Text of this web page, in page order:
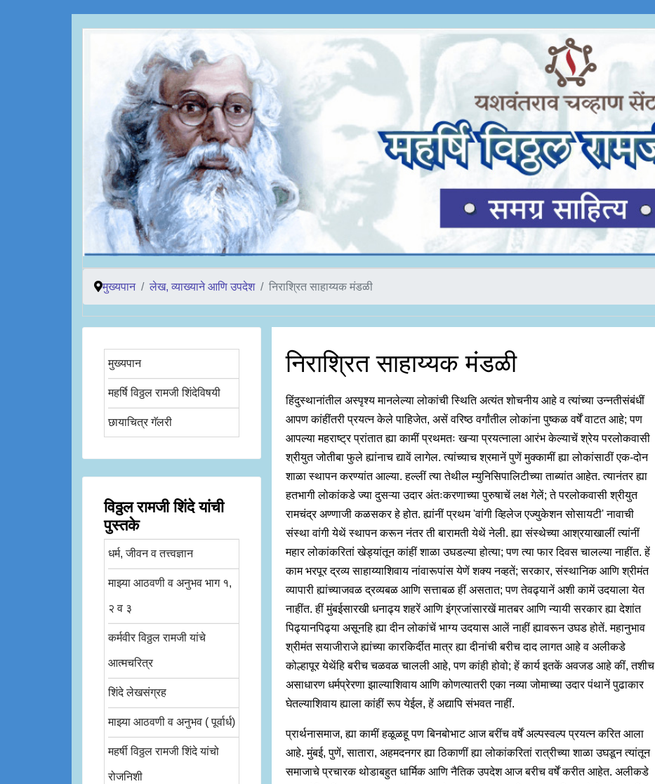
मुख्यपान लेख, व्याख्याने आणि उपदेश निराश्रित साहाय्यक मंडळी
मुख्यपान
महर्षि विठ्ठल रामजी शिंदेविषयी
छायाचित्र गॅलरी
विठ्ठल रामजी शिंदे यांची
पुस्तके
धर्म, जीवन व तत्त्वज्ञान
माझ्या आठवणी व अनुभव भाग १,
२ व ३
कर्मवीर विठ्ठल रामजी यांचे
आत्मचरित्र
शिंदे लेखसंग्रह
माझ्या आठवणी व अनुभव ( पूर्वार्ध)
महर्षी विठ्ठल रामजी शिंदे यांचो
रोजनिशी
निराश्रित साहाय्यक मंडळी
हिंदुस्थानांतील अस्पृश्य मानलेल्या लोकांची स्थिति अत्यंत शोचनीय आहे व त्यांच्या उन्नतीसंबंधीं
आपण कांहींतरी प्रयत्न केले पाहिजेत, असें वरिष्ठ वर्गांतील लोकांना पुष्कळ वर्षें वाटत आहे; पण
आपल्या महराष्ट्र प्रांतात ह्या कामीं प्रथमतः खऱ्या प्रयत्नाला आरंभ केल्याचें श्रेय परलोकवासी
श्रीयुत जोतीबा फुले ह्यांनाच द्यावें लागेल. त्यांच्याच श्रमानें पुणें मुक्कामीं ह्या लोकांसाठीं एक-दोन
शाळा स्थापन करण्यांत आल्या. हल्लीं त्या तेथील म्युनिसिपालिटीच्या ताब्यांत आहेत. त्यानंतर ह्या
हतभागी लोकांकडे ज्या दुसऱ्या उदार अंतःकरणाच्या पुरुषाचें लक्ष गेलें; ते परलोकवासी श्रीयुत
रामचंद्र अण्णाजी कळसकर हे होत. ह्यांनीं प्रथम 'वांगी व्हिलेज एज्युकेशन सोसायटी' नावाची
संस्था वांगी येथें स्थापन करून नंतर ती बारामती येथें नेली. ह्या संस्थेच्या आश्रयाखालीं त्यांनीं
महार लोकांकरितां खेड्यांतून कांहीं शाळा उघडल्या होत्या; पण त्या फार दिवस चालल्या नाहींत. हें
काम भरपूर द्रव्य साहाय्याशिवाय नांवारूपांस येणें शक्य नव्हतें; सरकार, संस्थानिक आणि श्रीमंत
व्यापारी ह्यांच्याजवळ द्रव्यबळ आणि सत्ताबळ हीं असतात; पण तेवढ्यानें अशी कामें उदयाला येत
नाहींत. हीं मुंबईसारखी धनाढ्य शहरें आणि इंग्रजांसारखें मातबर आणि न्यायी सरकार ह्या देशांत
पिढ्यानपिढ्या असूनहि ह्या दीन लोकांचें भाग्य उदयास आलें नाहीं ह्यावरून उघड होतें. महानुभाव
श्रीमंत सयाजीराजे ह्यांच्या कारकिर्दीत मात्र ह्या दीनांची बरीच दाद लागत आहे व अलीकडे
कोल्हापूर येथेंहि बरीच चळवळ चालली आहे, पण कांही होवो; हें कार्य इतकें अवजड आहे कीं, तशीच
असाधारण धर्मप्रेरणा झाल्याशिवाय आणि कोणत्यातरी एका नव्या जोमाच्या उदार पंथानें पुढाकार
घेतल्याशिवाय ह्याला कांहीं रूप येईल, हें अद्यापि संभवत नाहीं.
प्रार्थनासमाज, ह्या कामीं हळूळहू पण बिनबोभाट आज बरींच वर्षें अल्पस्वल्प प्रयत्न करित आला
आहे. मुंबई, पुणें, सातारा, अहमदनगर ह्या ठिकाणीं ह्या लोकांकरितां रात्रीच्या शाळा उघडून त्यांतून
समाजाचे प्रचारक थोडाबहुत धार्मिक आणि नैतिक उपदेश आज बरीच वर्षें करीत आहेत. अलीकडे